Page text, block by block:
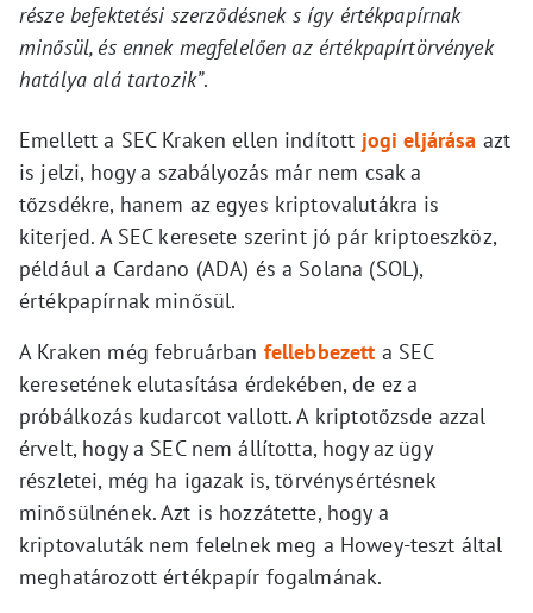
része befektetési szerződésnek s így értékpapírnak
minősül, és ennek megfelelően az értékpapírtörvények
hatálya alá tartozik”.
Emellett a SEC Kraken ellen indított jogi eljárása azt
is jelzi, hogy a szabályozás már nem csak a
tőzsdékre, hanem az egyes kriptovalutákra is
kiterjed. A SEC keresete szerint jó pár kriptoeszköz,
például a Cardano (ADA) és a Solana (SOL),
értékpapírnak minősül.
A Kraken még februárban fellebbezett a SEC
keresetének elutasítása érdekében, de ez a
próbálkozás kudarcot vallott. A kriptotőzsde azzal
érvelt, hogy a SEC nem állította, hogy az ügy
részletei, még ha igazak is, törvénysértésnek
minősülnének. Azt is hozzátette, hogy a
kriptovaluták nem felelnek meg a Howey-teszt által
meghatározott értékpapír fogalmának.